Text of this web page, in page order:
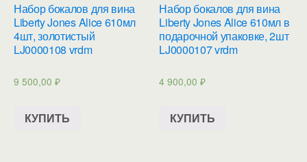
Набор бокалов для вина
Liberty Jones Alice 610мл
4шт, золотистый
LJ0000108 vrdm
9 500,00 ₽
КУПИТЬ
Набор бокалов для вина
Liberty Jones Alice 610мл в
подарочной упаковке, 2шт
LJ0000107 vrdm
4 900,00₽
КУПИТЬ